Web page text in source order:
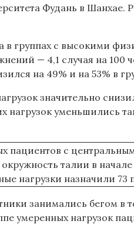
Фудань в Шанхае.
группах с высокими
— 4,1 случая на
на 49% и на 53% в
значительно
нагрузок уменьшились
пациентов с
окружность талии в
нагрузки назначили
занимались бегом
умеренных нагрузок